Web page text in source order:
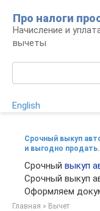
контенту
Про налоги
Начисление и
вычеты
English
Срочный выкуп
и выгодно
Срочный выкуп
Срочный выкуп
Оформляем
Главная » Вычет